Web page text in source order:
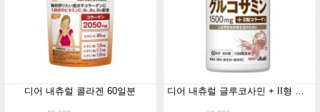
디어 내츄럴 콜라겐 60일분